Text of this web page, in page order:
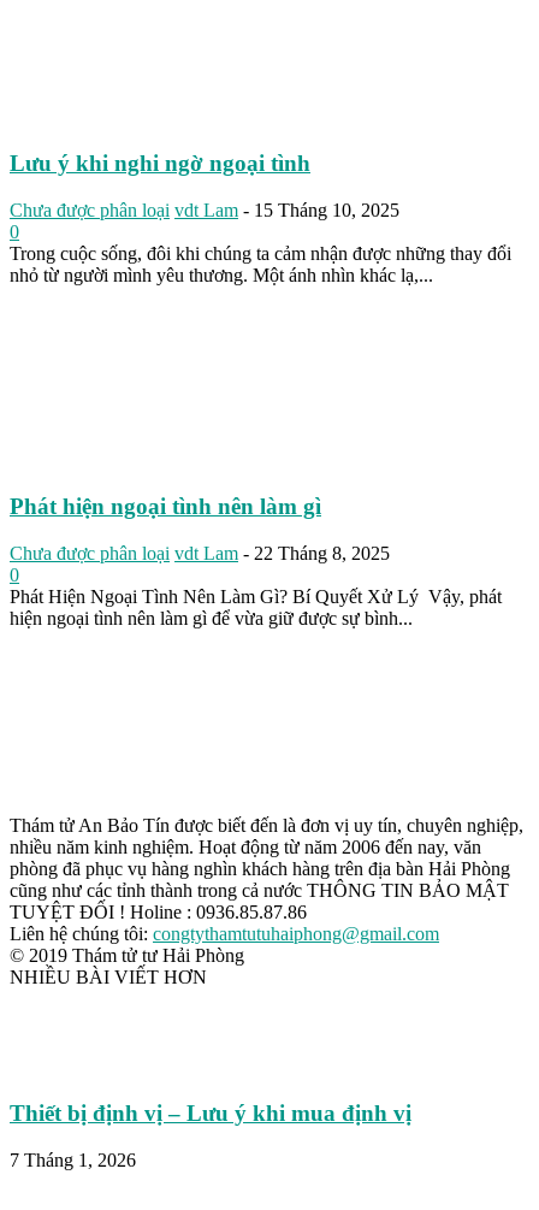
Lưu ý khi nghi ngờ ngoại tình
Chưa được phân loại vdt Lam - 15 Tháng 10, 2025
0
Trong cuộc sống, đôi khi chúng ta cảm nhận được những thay đổi
nhỏ từ người mình yêu thương. Một ánh nhìn khác lạ,...
Phát hiện ngoại tình nên làm gì
Chưa được phân loại vdt Lam - 22 Tháng 8, 2025
0
Phát Hiện Ngoại Tình Nên Làm Gì? Bí Quyết Xử Lý Vậy, phát
hiện ngoại tình nên làm gì để vừa giữ được sự bình...
Thám tử An Bảo Tín được biết đến là đơn vị uy tín, chuyên nghiệp,
nhiều năm kinh nghiệm. Hoạt động từ năm 2006 đến nay, văn
phòng đã phục vụ hàng nghìn khách hàng trên địa bàn Hải Phòng
cũng như các tỉnh thành trong cả nước THÔNG TIN BẢO MẬT
TUYỆT ĐỐI ! Holine : 0936.85.87.86
Liên hệ chúng tôi: congtythamtutuhaiphong@gmail.com
© 2019 Thám tử tư Hải Phòng
NHIỀU BÀI VIẾT HƠN
Thiết bị định vị – Lưu ý khi mua định vị
7 Tháng 1, 2026